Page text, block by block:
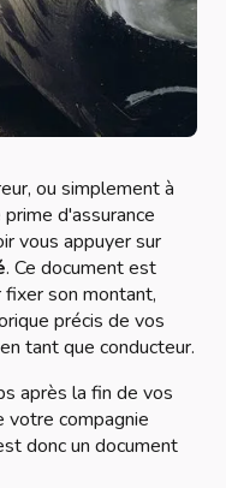
ou simplement à
d'assurance
vous appuyer sur
. Ce document est
son montant,
précis de vos
tant que conducteur.
après la fin de vos
votre compagnie
donc un document